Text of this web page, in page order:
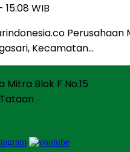
WIB
Kecamatan…
Mitra Blok F No.15